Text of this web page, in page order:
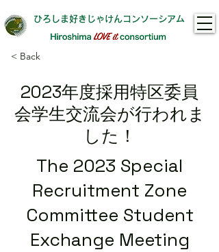
ひろしま好きじゃけんコンソーシアム
< Back
2023年度採用特区委員
会学生交流会が行われま
した！
The 2023 Special
Recruitment Zone
Committee Student
Exchange Meeting